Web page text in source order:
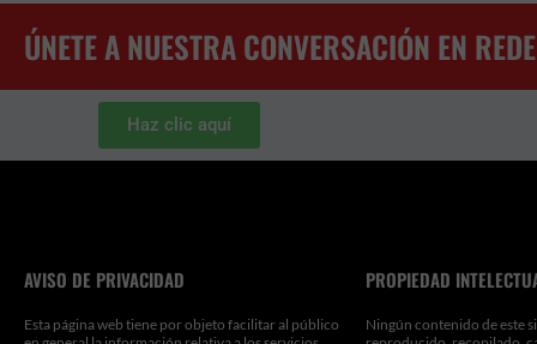
ÚNETE A NUESTRA CONVERSACIÓN EN
Haz clic aquí
AVISO DE PRIVACIDAD
Esta página web tiene por objeto facilitar al público
PROPIEDAD
Ningún contenido de este